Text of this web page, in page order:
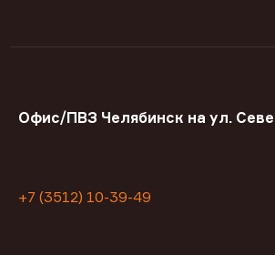
Офис/ПВЗ Челябинск на ул.
+7 (3512) 10-39-49